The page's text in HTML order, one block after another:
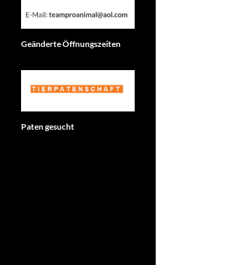
Geänderte Öffnungszeiten
Paten gesucht